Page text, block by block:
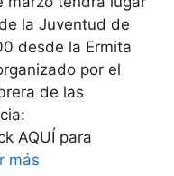
la Juventud de
desde la Ermita
por el
de las
AQUÍ para
más